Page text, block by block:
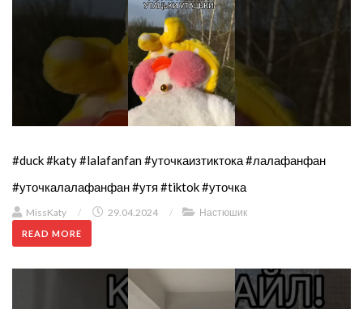
#duck #katy #lalafanfan #уточкаизтиктока #лалафанфан
#уточкалалафанфан #утя #tiktok #уточка
MissKaty / 29.04.2024 / Настюшик
READ MORE